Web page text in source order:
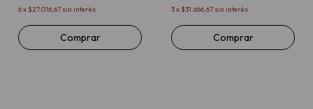
6x $27.016,67 sin interés
Comprar
3x $31.666,67 sin interés
Comprar